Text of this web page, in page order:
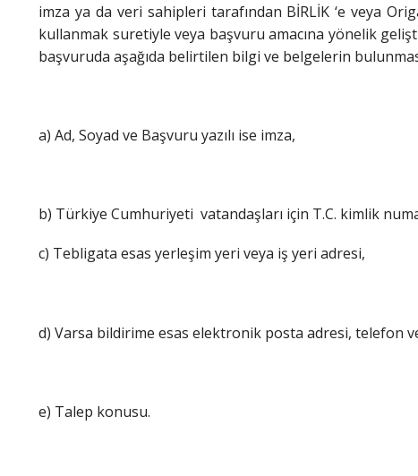
imza ya da veri sahipleri tarafından BİRLİK ‘e veya
kullanmak suretiyle veya başvuru amacına yönelik
başvuruda aşağıda belirtilen bilgi ve belgelerin
a) Ad, Soyad ve Başvuru yazılı ise imza,
b) Türkiye Cumhuriyeti vatandaşları için T.C. kimlik
c) Tebligata esas yerleşim yeri veya iş yeri adresi,
d) Varsa bildirime esas elektronik posta adresi, telefon
e) Talep konusu.